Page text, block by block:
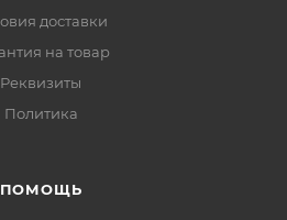
доставки
на товар
Реквизиты
Политика
ПОМОЩЬ